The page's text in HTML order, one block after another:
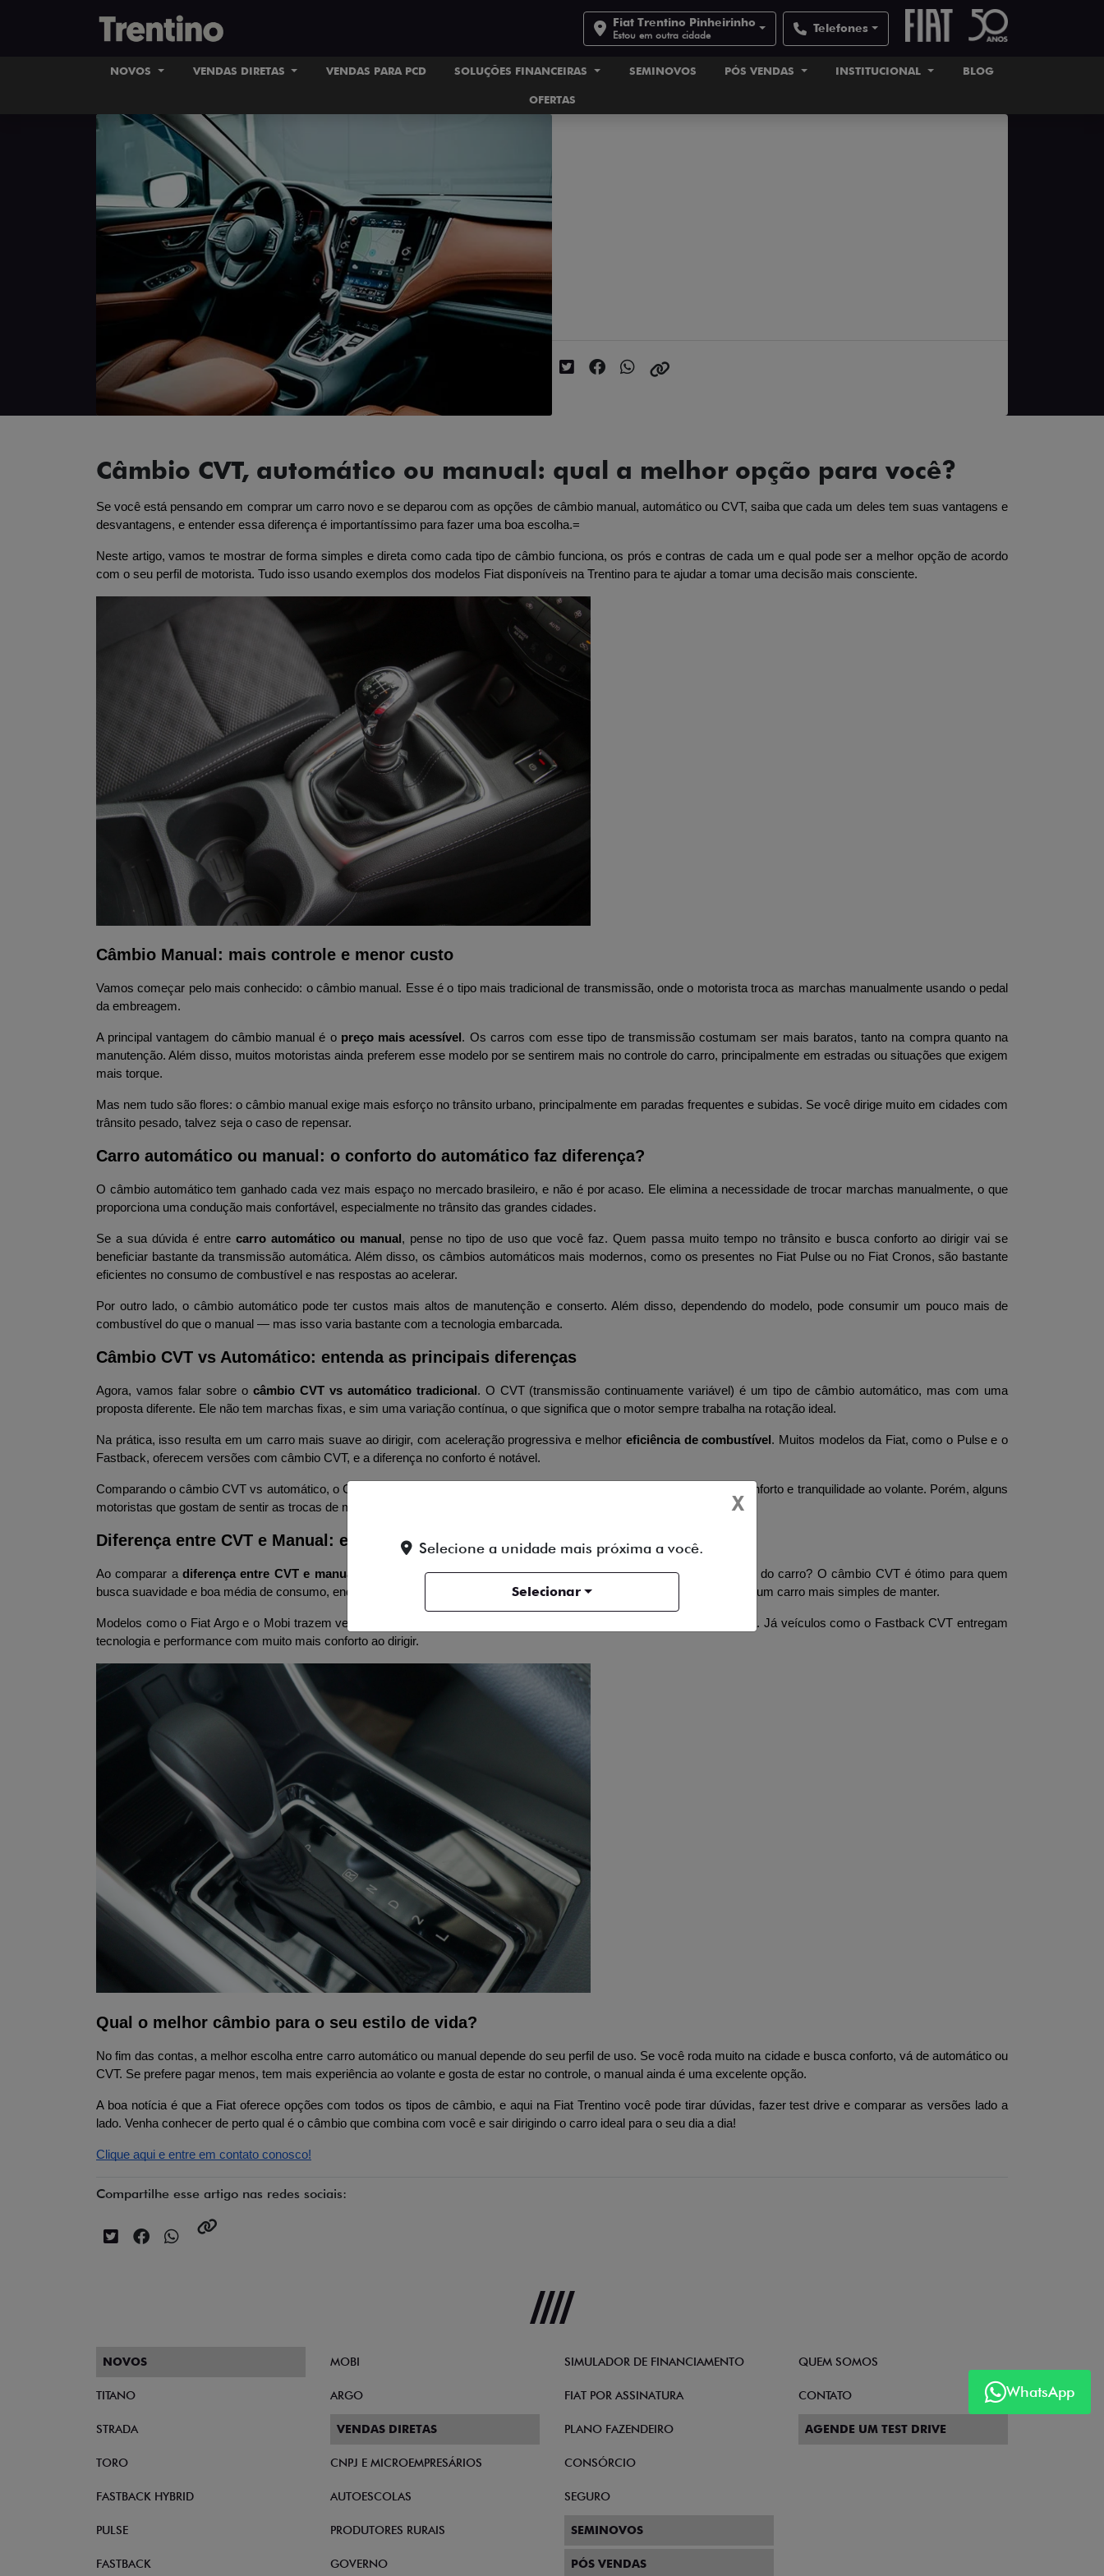
Fiat Trentino Pinheirinho
Estou em outra cidade Telefones
NOVOS VENDAS DIRETAS VENDAS PARA PCD SOLUÇÕES FINANCEIRAS SEMINOVOS PÓS VENDAS INSTITUCIONAL BLOG
OFERTAS
Câmbio CVT, automático ou manual: qual a melhor opção para você?
Se você está pensando em comprar um carro novo e se deparou com as opções de câmbio manual, automático ou CVT, saiba que cada um deles tem suas vantagens e
desvantagens, e entender essa diferença é importantíssimo para fazer uma boa escolha.=
Neste artigo, vamos te mostrar de forma simples e direta como cada tipo de câmbio funciona, os prós e contras de cada um e qual pode ser a melhor opção de acordo
com o seu perfil de motorista. Tudo isso usando exemplos dos modelos Fiat disponíveis na Trentino para te ajudar a tomar uma decisão mais consciente.
Câmbio Manual: mais controle e menor custo
Vamos começar pelo mais conhecido: o câmbio manual. Esse é o tipo mais tradicional de transmissão, onde o motorista troca as marchas manualmente usando o pedal
da embreagem.
A principal vantagem do câmbio manual é o preço mais acessível . Os carros com esse tipo de transmissão costumam ser mais baratos, tanto na compra quanto na
manutenção. Além disso, muitos motoristas ainda preferem esse modelo por se sentirem mais no controle do carro, principalmente em estradas ou situações que exigem
mais torque.
Mas nem tudo são flores: o câmbio manual exige mais esforço no trânsito urbano, principalmente em paradas frequentes e subidas. Se você dirige muito em cidades com
trânsito pesado, talvez seja o caso de repensar.
Carro automático ou manual: o conforto do automático faz diferença?
O câmbio automático tem ganhado cada vez mais espaço no mercado brasileiro, e não é por acaso. Ele elimina a necessidade de trocar marchas manualmente, o que
proporciona uma condução mais confortável, especialmente no trânsito das grandes cidades.
Se a sua dúvida é entre carro automático ou manual , pense no tipo de uso que você faz. Quem passa muito tempo no trânsito e busca conforto ao dirigir vai se
beneficiar bastante da transmissão automática. Além disso, os câmbios automáticos mais modernos, como os presentes no Fiat Pulse ou no Fiat Cronos, são bastante
eficientes no consumo de combustível e nas respostas ao acelerar.
Por outro lado, o câmbio automático pode ter custos mais altos de manutenção e conserto. Além disso, dependendo do modelo, pode consumir um pouco mais de
combustível do que o manual — mas isso varia bastante com a tecnologia embarcada.
Câmbio CVT vs Automático: entenda as principais diferenças
Agora, vamos falar sobre o câmbio CVT vs automático tradicional . O CVT (transmissão continuamente variável) é um tipo de câmbio automático, mas com uma
proposta diferente. Ele não tem marchas fixas, e sim uma variação contínua, o que significa que o motor sempre trabalha na rotação ideal.
Na prática, isso resulta em um carro mais suave ao dirigir, com aceleração progressiva e melhor eficiência de combustível . Muitos modelos da Fiat, como o Pulse e o
Fastback, oferecem versões com câmbio CVT, e a diferença no conforto é notável.
Comparando o câmbio CVT vs automático, o CVT costuma ser ainda mais econômico e suave, ideal para quem busca conforto e tranquilidade ao volante. Porém, alguns
motoristas que gostam de sentir as trocas de marcha podem estranhar a condução mais linear do CVT.
Diferença entre CVT e Manual: economia ou controle?
Ao comparar a diferença entre CVT e manual
, a pergunta-chave é: você prefere economia e conforto, ou controle total do carro? O câmbio CVT é ótimo para quem
busca suavidade e boa média de consumo, enquanto o manual é indicado para quem gosta de estar no comando e prefere um carro mais simples de manter.
Modelos como o Fiat Argo e o Mobi trazem versões com câmbio manual, ideais para quem procura economia na compra. Já veículos como o Fastback CVT entregam
tecnologia e performance com muito mais conforto ao dirigir.
Qual o melhor câmbio para o seu estilo de vida?
No fim das contas, a melhor escolha entre carro automático ou manual depende do seu perfil de uso. Se você roda muito na cidade e busca conforto, vá de automático ou
CVT. Se prefere pagar menos, tem mais experiência ao volante e gosta de estar no controle, o manual ainda é uma excelente opção.
A boa notícia é que a Fiat oferece opções com todos os tipos de câmbio, e aqui na Fiat Trentino você pode tirar dúvidas, fazer test drive e comparar as versões lado a
lado. Venha conhecer de perto qual é o câmbio que combina com você e sair dirigindo o carro ideal para o seu dia a dia!
Clique aqui e entre em contato conosco!
Compartilhe esse artigo nas redes sociais:
WhatsApp
NOVOS
TITANO
STRADA
TORO
FASTBACK HYBRID
PULSE
FASTBACK
MOBI
ARGO
VENDAS DIRETAS
CNPJ E MICROEMPRESÁRIOS
AUTOESCOLAS
PRODUTORES RURAIS
GOVERNO
SIMULADOR DE FINANCIAMENTO
FIAT POR ASSINATURA
PLANO FAZENDEIRO
CONSÓRCIO
SEGURO
SEMINOVOS
PÓS VENDAS
QUEM SOMOS
CONTATO
AGENDE UM TEST DRIVE
X
Selecione a unidade mais próxima a você.
Selecionar